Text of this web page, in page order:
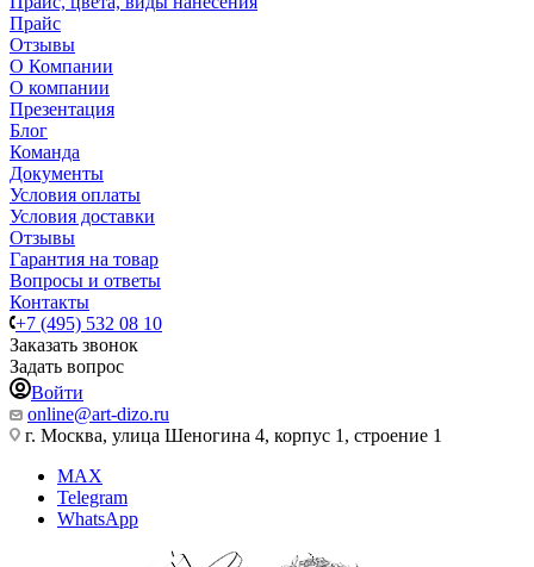
Прайс
Отзывы
О Компании
О компании
Презентация
Блог
Команда
Документы
Условия оплаты
Условия доставки
Отзывы
Гарантия на товар
Вопросы и ответы
Контакты
+7 (495) 532 08 10
Заказать звонок
Задать вопрос
Войти
online@art-dizo.ru
г. Москва, улица Шеногина 4, корпус 1, строение 1
MAX
Telegram
WhatsApp